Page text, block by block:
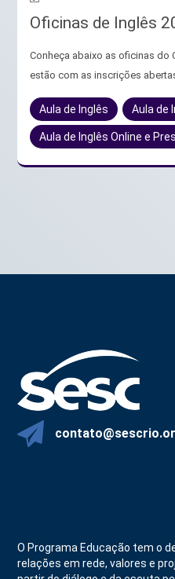
Oficinas de Inglês
Conheça abaixo as oficinas do
estão com as inscrições
Aula de Inglês Aula de
Aula de Inglês Online e
O Programa Educação tem o
relações em rede, valores e